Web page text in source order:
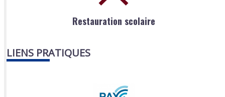
Restauration scolaire
LIENS PRATIQUES